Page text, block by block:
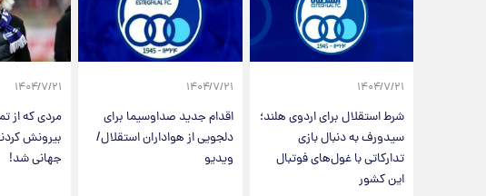
۱۴۰۴/۷/۲۱
شرط استقلال برای اردوی هلند؛
سیدورف به دنبال بازی
تدارکاتی با غول‌های فوتبال
این کشور
۱۴۰۴/۷/۲۱
اقدام جدید صداوسیما برای
دلجویی از هواداران استقلال/
ویدیو
۱۴۰۴/۷/۲۱
مردی که از
بیرونش
جهانی شد!